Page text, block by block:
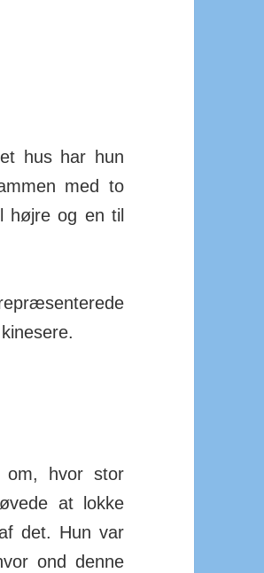
hus har hun
med to
højre og en til
om, hvor stor
at lokke
det. Hun var
ond denne